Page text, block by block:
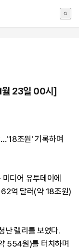
월 23일 00시]
조원' 기록하며
디어 유투데이에
억 달러(약 18조원)
난 랠리를 보였다.
554원)를 터치하며